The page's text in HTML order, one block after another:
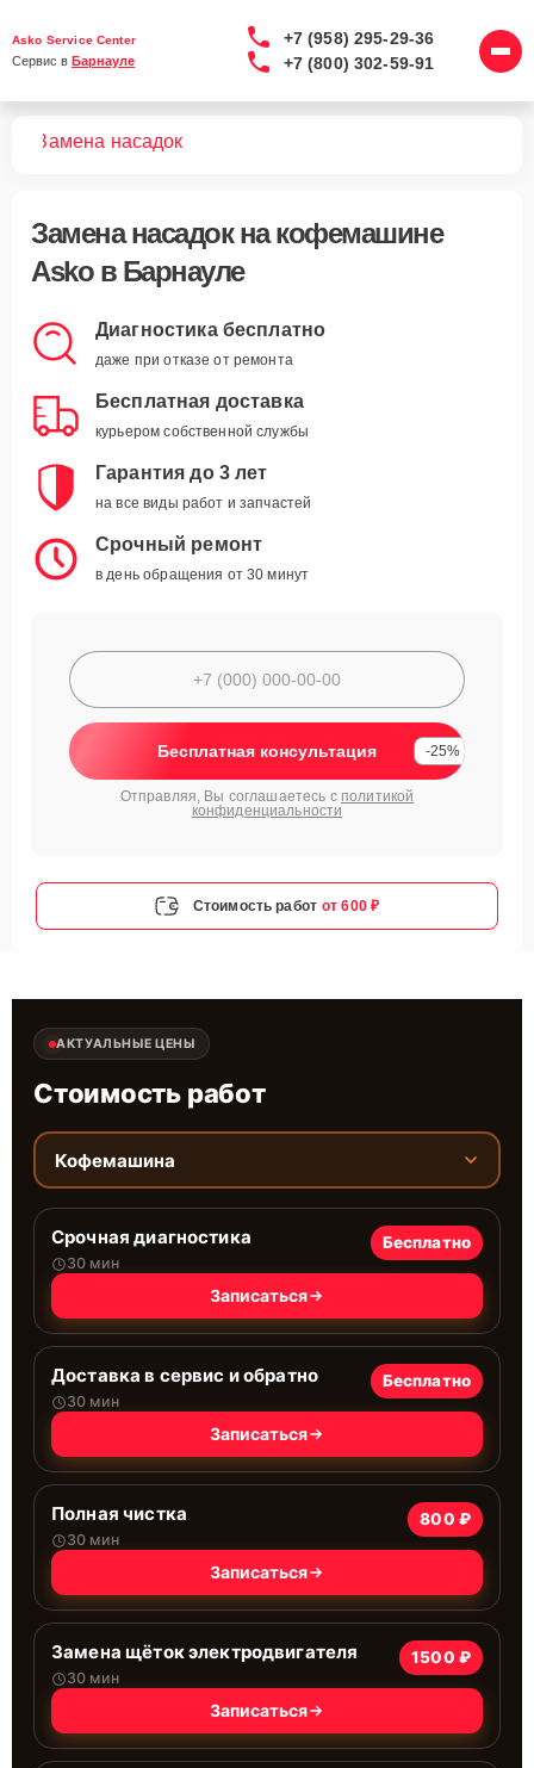
Asko Service Center
Сервис в Барнауле
+7 (958) 295-29-36
+7 (800) 302-59-91
Замена насадок
Замена насадокна кофемашине
Asko в Барнауле
Диагностика бесплатно
даже при отказе от ремонта
Бесплатная доставка
курьером собственной службы
Гарантия до 3 лет
на все виды работ и запчастей
Срочный ремонт
в день обращения от 30 минут
Бесплатная консультация -25%
Отправляя, Вы соглашаетесь с политикой
конфиденциальности
Стоимость работ от 600 ₽
АКТУАЛЬНЫЕ ЦЕНЫ
Стоимость работ
Кофемашина
Срочная диагностика
30 мин
Бесплатно
Записаться
Доставка в сервис и обратно
30 мин
Бесплатно
Записаться
Полная чистка
30 мин
800 ₽
Записаться
Замена щёток электродвигателя
30 мин
1500 ₽
Записаться